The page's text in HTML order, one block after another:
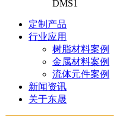
DMS1
定制产品
行业应用
树脂材料案例
金属材料案例
流体元件案例
新闻资讯
关于东晟